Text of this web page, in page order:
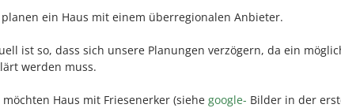
ein Haus mit einem überregionalen Anbieter.
ist so, dass sich unsere Planungen verzögern, da ein
werden muss.
möchten Haus mit Friesenerker (siehe google- Bilder in der